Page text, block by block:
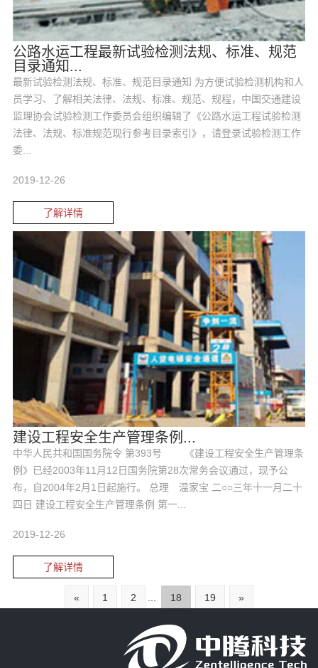
公路水运工程最新试验检测法规、标准、规范
目录通知...
最新试验检测法规、标准、规范目录通知 为方便试验检测机构和人
员学习、了解相关法律、法规、标准、规范、规程，中国交通建设
监理协会试验检测工作委员会组织编辑了《公路水运工程试验检测
法律、法规、标准规范现行参考目录索引》，请登录试验检测工作
委...
2019-12-26
了解详情
建设工程安全生产管理条例...
中华人民共和国国务院令 第393号 《建设工程安全生产管理条
例》已经2003年11月12日国务院第28次常务会议通过，现予公
布，自2004年2月1日起施行。 总理 温家宝 二○○三年十一月二十
四日 建设工程安全生产管理条例 第一...
2019-12-26
了解详情
« 1 2 18 19 »